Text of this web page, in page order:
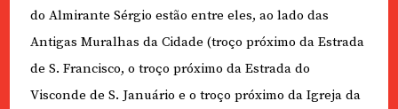
do Almirante Sérgio estão entre eles, ao lado das
Antigas Muralhas da Cidade (troço próximo da Estrada
de S. Francisco, o troço próximo da Estrada do
Visconde de S. Januário e o troço próximo da Igreja da